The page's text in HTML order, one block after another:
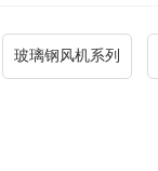
玻璃钢风机系列